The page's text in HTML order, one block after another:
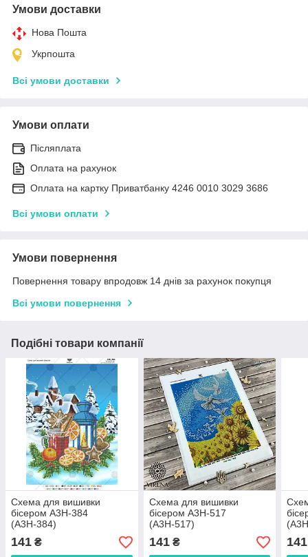
Умови доставки
Нова Пошта
Укрпошта
Всі умови доставки
Умови оплати
Післяплата
Оплата на рахунок
Оплата на картку Приватбанку 4246 0010 3029 3686
Всі умови оплати
Умови повернення
Повернення товару впродовж 14 днів за рахунок покупця
Всі умови повернення
Подібні товари компанії
Схема для вишивки
бісером А3Н-384
(А3Н-384)
141 ₴
Схема для вишивки
бісером А3Н-517
(А3Н-517)
141₴ 141